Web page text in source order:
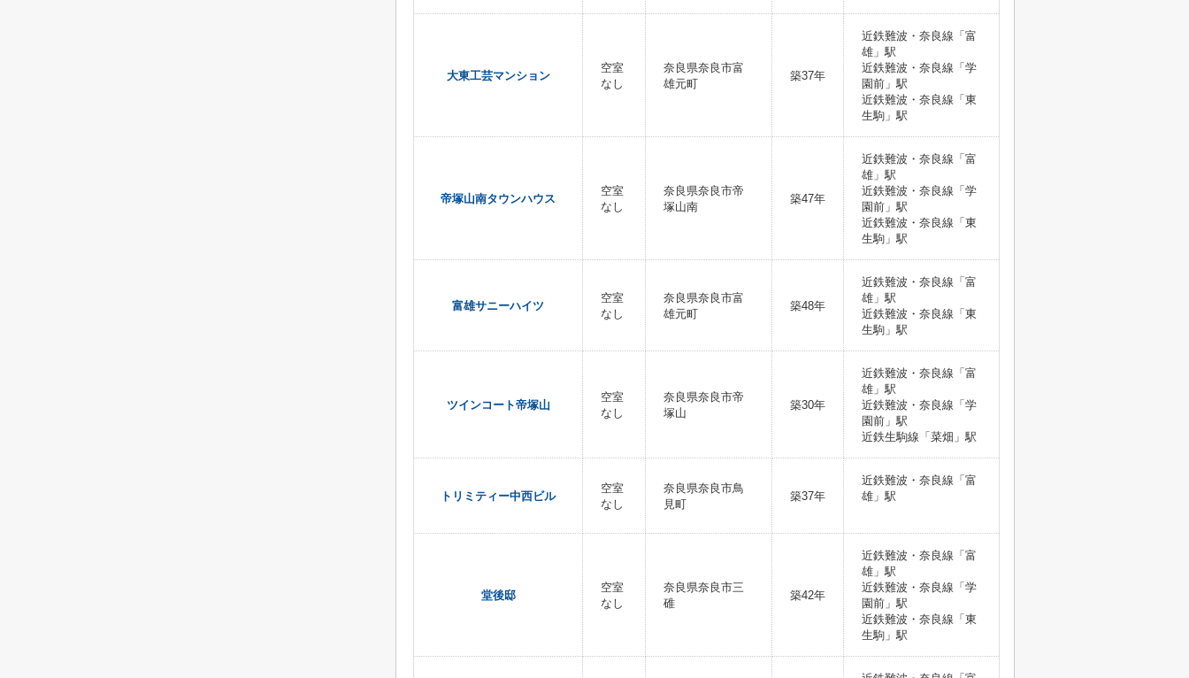
大東工芸マンション
空室
なし
奈良県奈良市富
雄元町
築37年
近鉄難波・奈良線「富
雄」駅
近鉄難波・奈良線「学
園前」駅
近鉄難波・奈良線「東
生駒」駅
帝塚山南タウンハウス
空室
なし
奈良県奈良市帝
塚山南
築47年
近鉄難波・奈良線「富
雄」駅
近鉄難波・奈良線「学
園前」駅
近鉄難波・奈良線「東
生駒」駅
富雄サニーハイツ
空室
なし
奈良県奈良市富
雄元町
築48年
近鉄難波・奈良線「富
雄」駅
近鉄難波・奈良線「東
生駒」駅
ツインコート帝塚山
空室
なし
奈良県奈良市帝
塚山
築30年
近鉄難波・奈良線「富
雄」駅
近鉄難波・奈良線「学
園前」駅
近鉄生駒線「菜畑」駅
トリミティー中西ビル
空室
なし
奈良県奈良市鳥
見町
築37年
近鉄難波・奈良線「富
雄」駅
堂後邸
空室
なし
奈良県奈良市三
碓
築42年
近鉄難波・奈良線「富
雄」駅
近鉄難波・奈良線「学
園前」駅
近鉄難波・奈良線「東
生駒」駅